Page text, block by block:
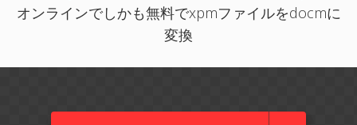
オンラインでしかも無料でxpmファイルをdocmに
変換